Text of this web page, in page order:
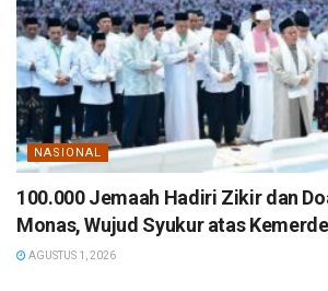
NASIONAL
100.000 Jemaah Hadiri Zikir dan
Monas, Wujud Syukur atas
AGUSTUS 1, 2026